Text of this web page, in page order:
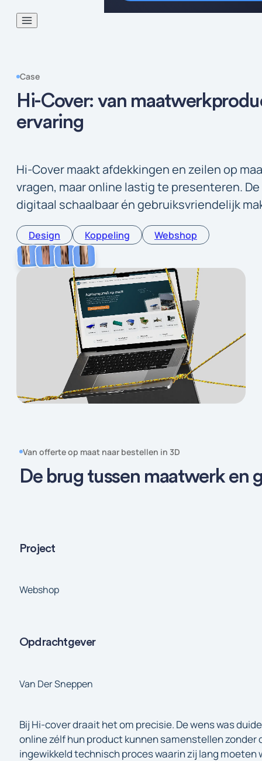
Case
Hi-Cover: van
ervaring
Hi-Cover maakt afdekkingen en zeilen op
vragen, maar online lastig te presenteren.
digitaal schaalbaar én gebruiksvriendelijk
Design Koppeling Webshop
Van offerte op maat naar bestellen in 3D
De brug tussen maatwerk en
Project
Webshop
Opdrachtgever
Van Der Sneppen
Bij Hi-cover draait het om precisie. De wens was
online zélf hun product kunnen samenstellen zonder
ingewikkeld technisch proces waarin zij lang moeten